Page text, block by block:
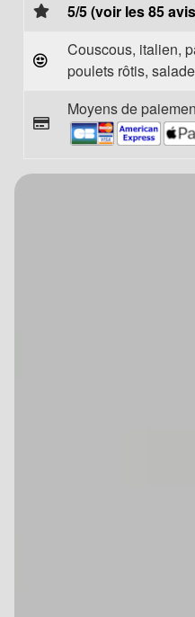
5/5 (voir les 85
Couscous, italien,
poulets rôtis,
Moyens de